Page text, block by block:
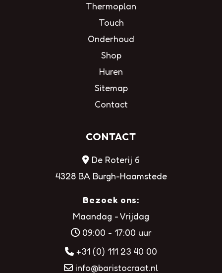
Thermoplan
Touch
Onderhoud
Shop
Huren
Sitemap
Contact
CONTACT
De Roterij 6
4328 BA Burgh-Haamstede
Bezoek ons:
Maandag - Vrijdag
09:00 - 17:00 uur
+31 (0) 111 23 40 00
info@baristocraat.nl